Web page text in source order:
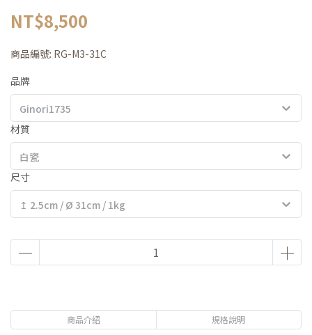
NT$8,500
商品編號: RG-M3-31C
品牌
Ginori1735
材質
白瓷
尺寸
↥ 2.5cm / Ø 31cm / 1kg
商品介紹 規格說明